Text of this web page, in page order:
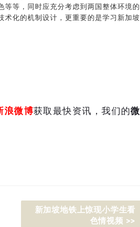
等等，同时应充分考虑到两国整体环境的
术化的机制设计，更重要的是学习新加坡
浪微博获取最快资讯，我们的微
新加坡地铁上惊现小学生看
色情视频 >>